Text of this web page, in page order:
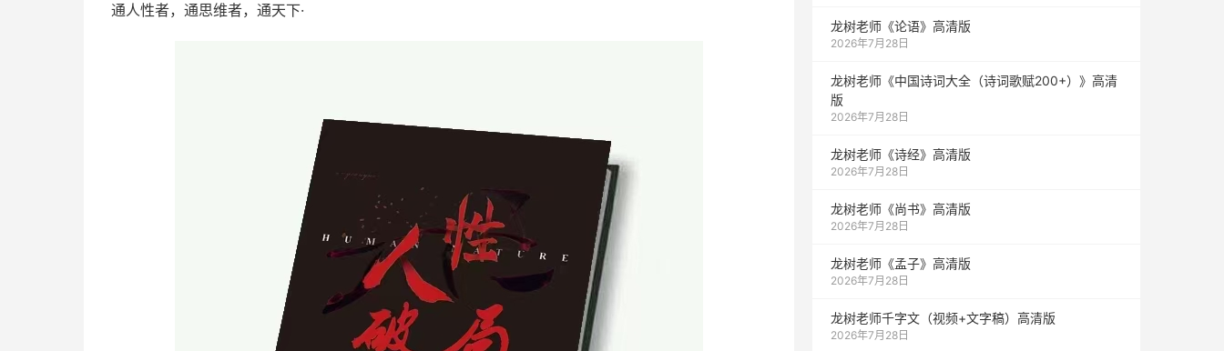
通人性者，通思维者，通天下·
龙树老师《论语》高清版
2026年7月28日
龙树老师《中国诗词大全（诗词歌赋200+）》高清
版
2026年7月28日
龙树老师《诗经》高清版
2026年7月28日
龙树老师《尚书》高清版
2026年7月28日
龙树老师《孟子》高清版
2026年7月28日
龙树老师千字文（视频+文字稿）高清版
2026年7月28日